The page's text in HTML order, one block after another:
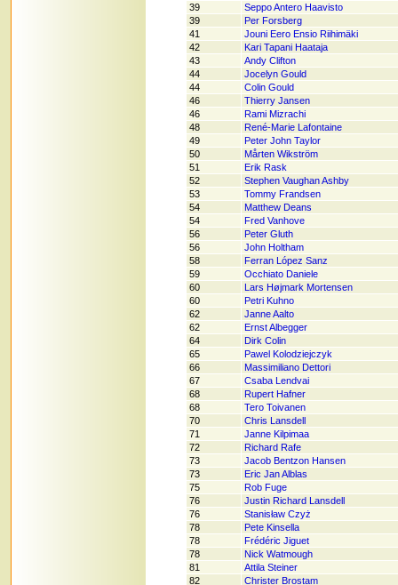
39
Seppo Antero Haavisto
39
Per Forsberg
41
Jouni Eero Ensio Riihimäki
42
Kari Tapani Haataja
43
Andy Clifton
44
Jocelyn Gould
44
Colin Gould
46
Thierry Jansen
46
Rami Mizrachi
48
René-Marie Lafontaine
49
Peter John Taylor
50
Mårten Wikström
51
Erik Rask
52
Stephen Vaughan Ashby
53
Tommy Frandsen
54
Matthew Deans
54
Fred Vanhove
56
Peter Gluth
56
John Holtham
58
Ferran López Sanz
59
Occhiato Daniele
60
Lars Højmark Mortensen
60
Petri Kuhno
62
Janne Aalto
62
Ernst Albegger
64
Dirk Colin
65
Pawel Kolodziejczyk
66
Massimiliano Dettori
67
Csaba Lendvai
68
Rupert Hafner
68
Tero Toivanen
70
Chris Lansdell
71
Janne Kilpimaa
72
Richard Rafe
73
Jacob Bentzon Hansen
73
Eric Jan Alblas
75
Rob Fuge
76
Justin Richard Lansdell
76
Stanisław Czyż
78
Pete Kinsella
78
Frédéric Jiguet
78
Nick Watmough
81
Attila Steiner
82
Christer Brostam